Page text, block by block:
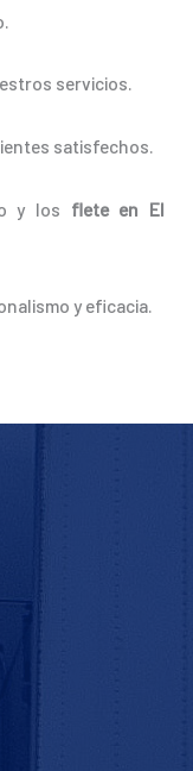
servicios.
satisfechos.
y los flete en El
y eficacia.